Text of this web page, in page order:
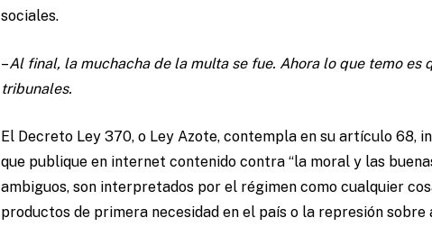
sociales.
–Al final, la muchacha de la multa se fue. Ahora lo que temo es
tribunales.
El Decreto Ley 370, o Ley Azote, contempla en su artículo 68,
que publique en internet contenido contra “la moral y las
ambiguos, son interpretados por el régimen como cualquier
productos de primera necesidad en el país o la represión